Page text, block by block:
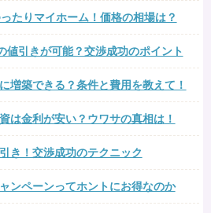
たりマイホーム！価格の相場は？
値引きが可能？交渉成功のポイント
増築できる？条件と費用を教えて！
は金利が安い？ウワサの真相は！
き！交渉成功のテクニック
ンペーンってホントにお得なのか